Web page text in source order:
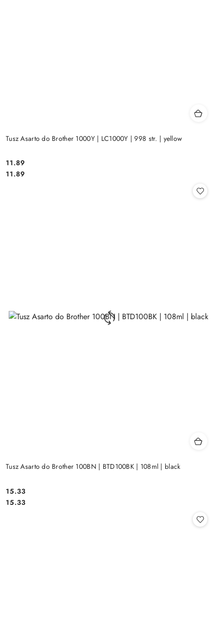
Tusz Asarto do Brother 1000Y | LC1000Y | 998 str. | yellow
Cena:
11.89
Cena:
11.89
Tusz Asarto do Brother 100BN | BTD100BK | 108ml | black
Cena:
15.33
Cena:
15.33